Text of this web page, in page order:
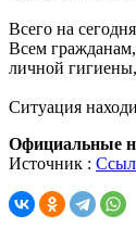
Всего на
Всем
личной
Ситуация
Официальные
Источник :